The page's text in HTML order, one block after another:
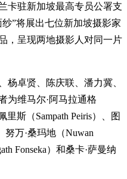
卡驻新加坡最高专员公署支
”将展出七位新加坡摄影家
，呈现两地摄影人对同一片
杨卓贤、陈庆联、潘力冀、
为维马尔·阿马拉通格
里斯（Sampath Peiris）、图
努万·桑玛地（Nuwan
Fonseka）和桑卡·萨曼纳